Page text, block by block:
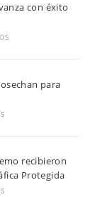
con éxito
para
recibieron
Protegida